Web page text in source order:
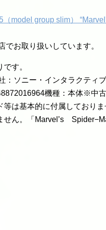
（model group slim）
でお取り扱いしています。
す。
：ソニー・インタラクティ
機種：本体※中
等は基本的に付属しており
せん。「Marvel’s